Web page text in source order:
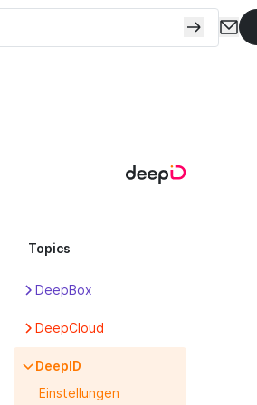
Topics
DeepBox
Box
DeepPortal
Erste Schritte
DeepCloud
DeepID
Einstellungen